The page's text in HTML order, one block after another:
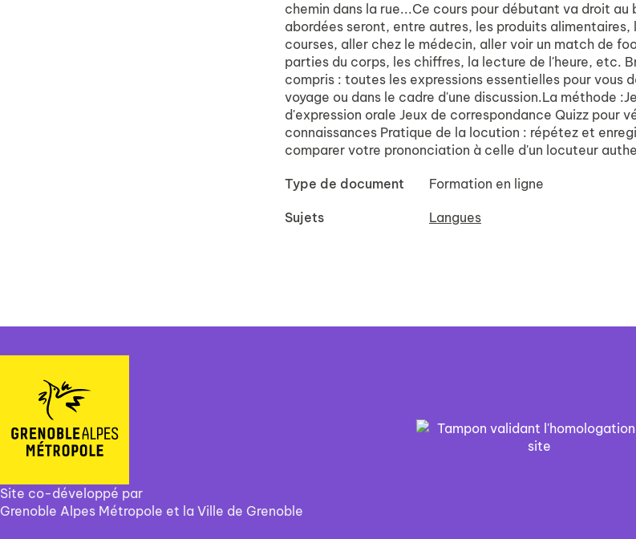
chemin dans la rue...Ce cours pour débutant va droit au
abordées seront, entre autres, les produits alimentaires,
courses, aller chez le médecin, aller voir un match de
parties du corps, les chiffres, la lecture de l'heure, etc.
compris : toutes les expressions essentielles pour vous
voyage ou dans le cadre d'une discussion.La méthode
d'expression orale Jeux de correspondance Quizz pour
connaissances Pratique de la locution : répétez et
comparer votre prononciation à celle d'un locuteur
Type de document Formation en ligne
Sujets Langues
Site co-développé par
Grenoble Alpes Métropole et la Ville de Grenoble